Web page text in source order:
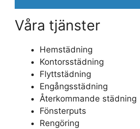
Våra tjänster
Hemstädning
Kontorsstädning
Flyttstädning
Engångsstädning
Återkommande städning
Fönsterputs
Rengöring